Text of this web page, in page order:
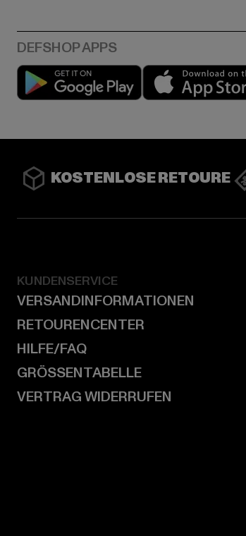
Play market
KOSTENLOSE RETOURE
KUNDENSERVICE
VERSANDINFORMATIONEN
RETOURENCENTER
HILFE/FAQ
GRÖSSENTABELLE
VERTRAG WIDERRUFEN